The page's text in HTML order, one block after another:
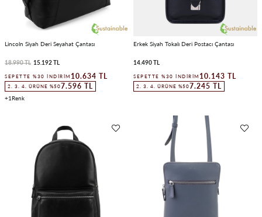
Lincoln Siyah Deri Seyahat Çantası
15.192 TL
18.990 TL
SEPETTE %30 İNDIRIM 10.634 TL
2. 3. 4. ÜRÜNE %507.596 TL
1
Erkek Siyah Tokalı Deri Postacı Çantası
14.490 TL
SEPETTE %30 İNDIRIM 10.143 TL
2. 3. 4. ÜRÜNE %507.245 TL